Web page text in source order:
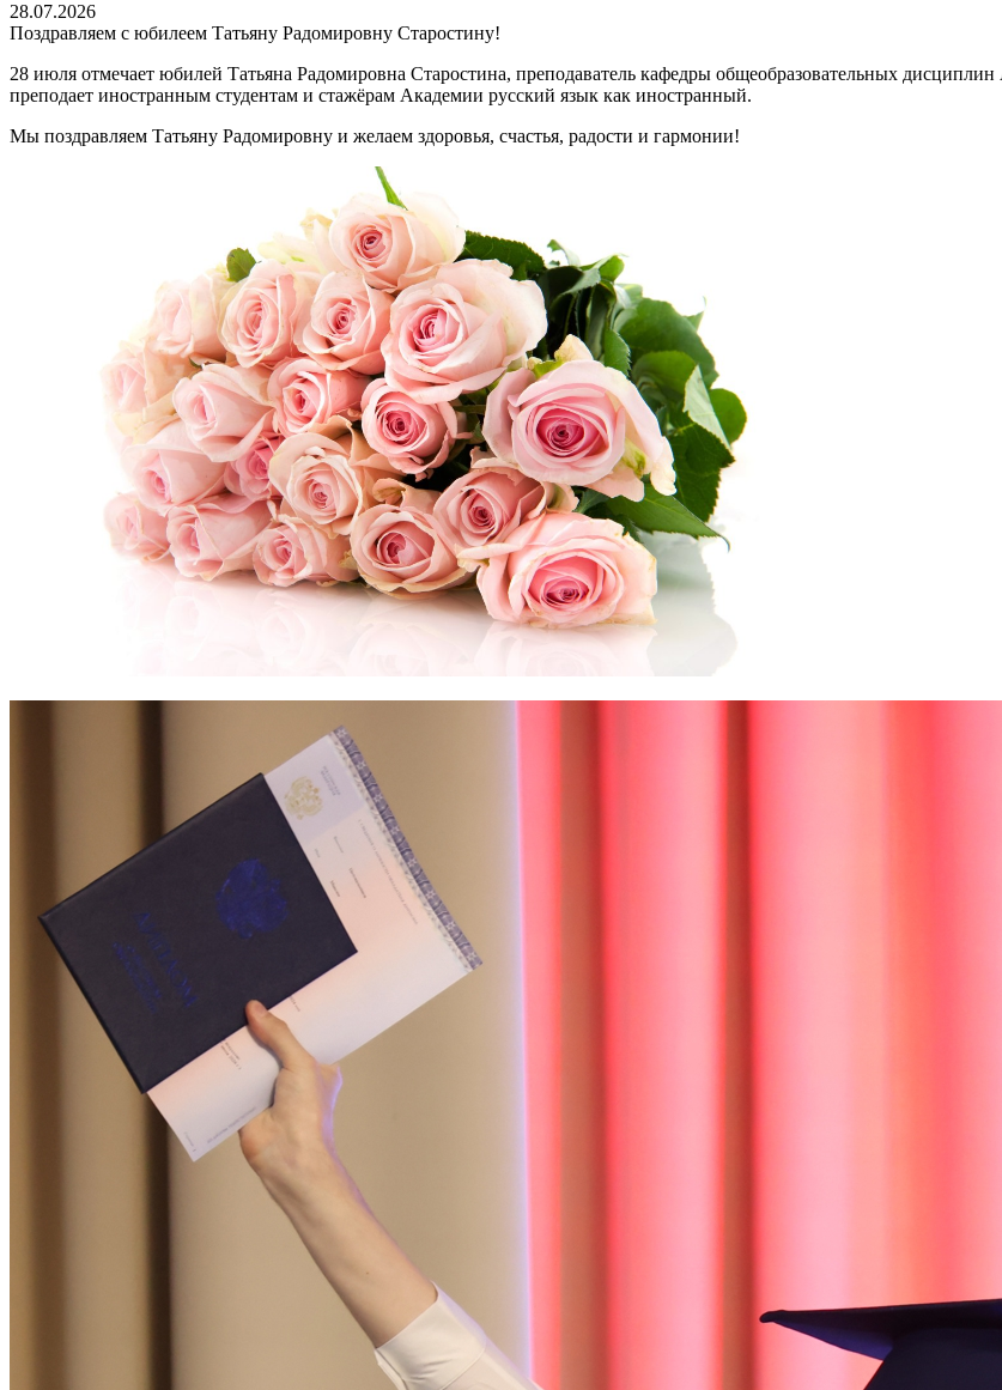
28.07.2026
Поздравляем с юбилеем Татьяну Радомировну Старостину!
28 июля отмечает юбилей Татьяна Радомировна Старостина, преподаватель кафедры общеобразовательных
преподает иностранным студентам и стажёрам Академии русский язык как иностранный.
Мы поздравляем Татьяну Радомировну и желаем здоровья, счастья, радости и гармонии!